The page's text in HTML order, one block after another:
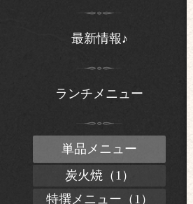
最新情報♪
ランチメニュー
単品メニュー
炭火焼（1）
特撰メニュー（1）